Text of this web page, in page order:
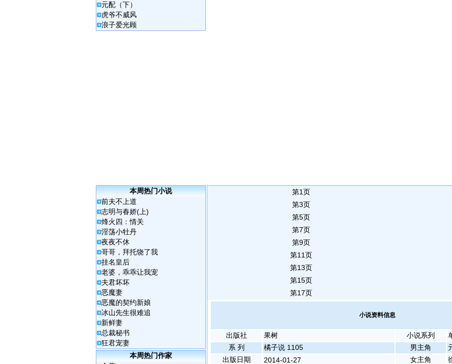
元配（下）
虎爷不威风
浪子爱光顾
本周热门小说
前夫不上道
志明与春娇(上)
烽火四：情关
淫荡小牡丹
夜夜不休
哥哥，拜托饶了我
挂名皇后
老婆，乖乖让我宠
夫君坏坏
恶魔妻
恶魔的契约新娘
冰山先生很难追
新鲜妻
总裁秘书
狂君宠妻
本周热门作家
第1页
第3页
第5页
第7页
第9页
第11页
第13页
第15页
第17页
小说资料信息
出版社 果树 小说系列
系 列
橘子说 1105 男主角
出版日期
2014-01-27 女主角